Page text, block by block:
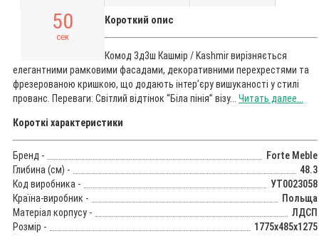
49
сек
Короткий опис
Комод 3д3ш Кашмір / Kashmir вирізняється
елегантними рамковими фасадами, декоративними перехрестями та
фрезерованою кришкою, що додають інтер’єру вишуканості у стилі
прованс. Переваги: Світлий відтінок “Біла пінія” візу... Читать далее...
Короткі характеристики
Бренд -
Forte Meble
Глибина (см) -
48.3
Код виробника -
УТ0023058
Країна-виробник -
Польща
Матеріал корпусу -
ЛДСП
Розмір -
1775x485x1275